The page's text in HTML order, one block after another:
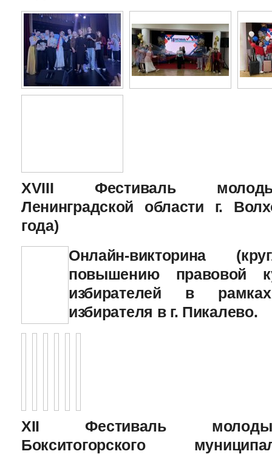
XVIII Фестиваль
Ленинградской области г.
года)
Онлайн-викторина
повышению правовой
избирателей в
избирателя в г. Пикалево.
XII Фестиваль
Бокситогорского